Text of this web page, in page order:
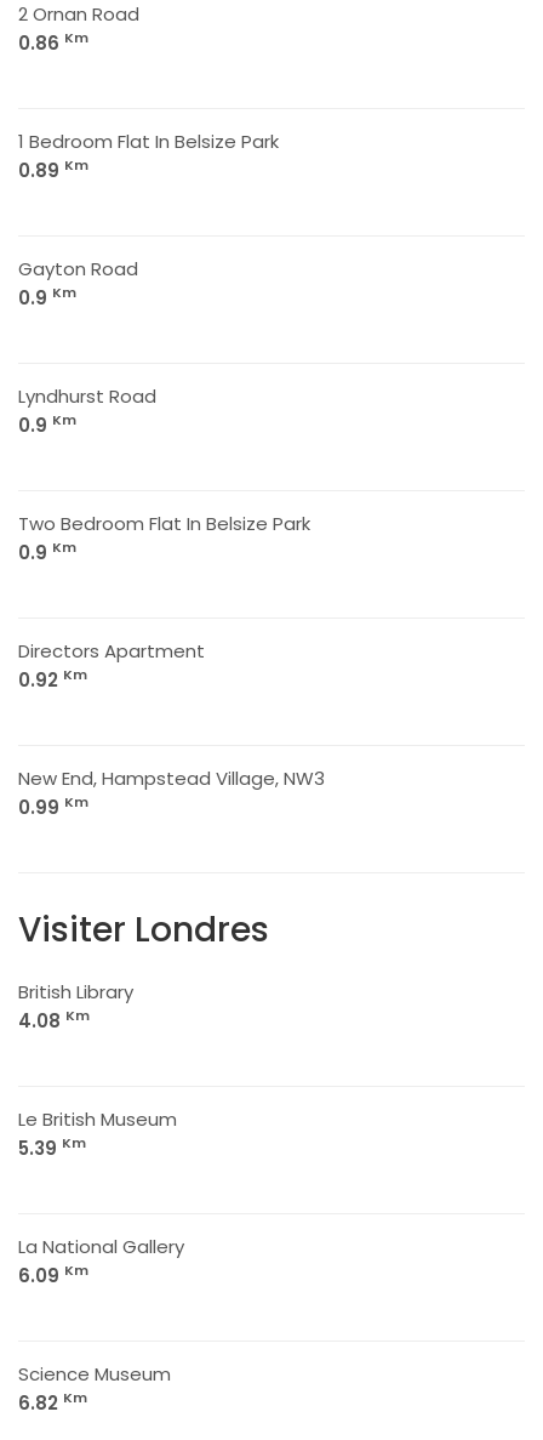
2 Ornan Road
0.86 Km
1 Bedroom Flat In Belsize Park
0.89 Km
Gayton Road
0.9 Km
Lyndhurst Road
0.9 Km
Two Bedroom Flat In Belsize Park
0.9 Km
Directors Apartment
0.92 Km
New End, Hampstead Village, NW3
0.99 Km
Visiter Londres
British Library
4.08 Km
Le British Museum
5.39 Km
La National Gallery
6.09 Km
Science Museum
6.82 Km